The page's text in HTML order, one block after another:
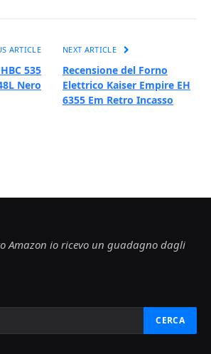
ARTICLE
535
Nero
NEXT ARTICLE
Recensione del Forno
Elettrico Kaiser Empire EH
6355 Em Retro Incasso
Amazon io ricevo un guadagno dagli